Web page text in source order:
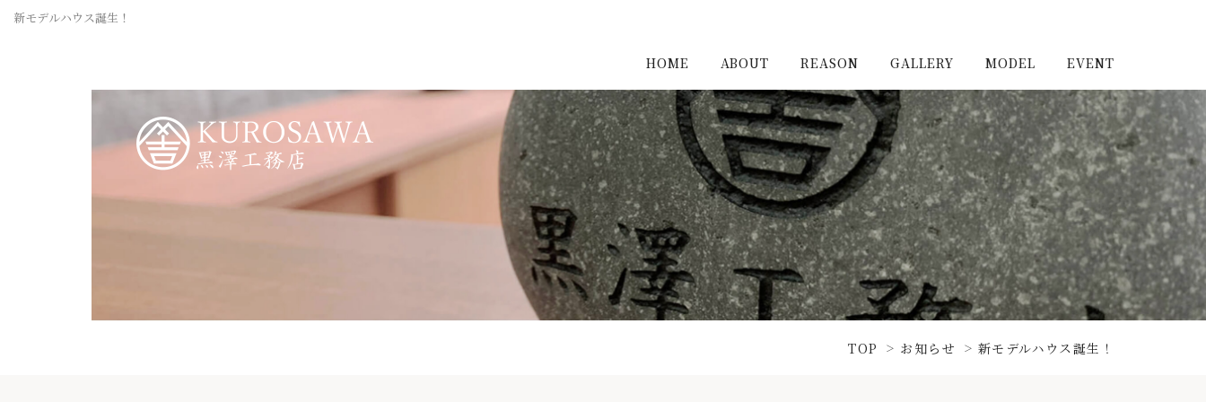
新モデルハウス誕生！
HOME ABOUT REASON GALLERY
施工実例（新築）
施工実例（リノベーショ
ン）
MODEL
浦和住宅公園
浦和住宅展示場Miraizu
大宮北ハウジングステージ
EVENT
TOP お知らせ 新モデルハウス誕生！